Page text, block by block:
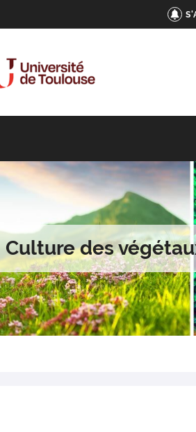
Culture des